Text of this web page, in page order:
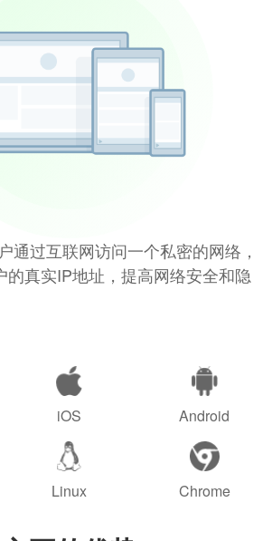
通过互联网访问一个私密的网络，
的真实IP地址，提高网络安全和隐
iOS Android
Linux Chrome